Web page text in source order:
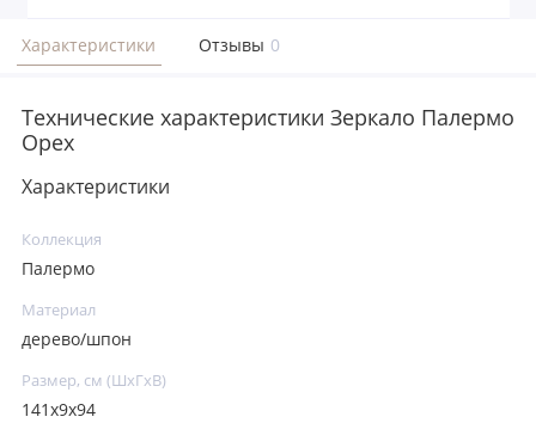
Характеристики Отзывы 0
Технические характеристики Зеркало Палермо
Орех
Характеристики
Коллекция
Палермо
Материал
дерево/шпон
Размер, см (ШхГхВ)
141х9х94